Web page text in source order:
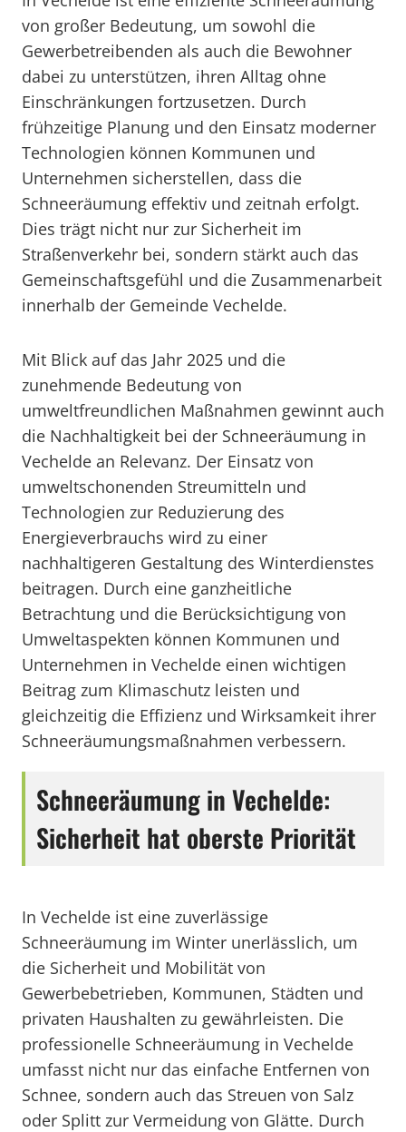
von großer Bedeutung, um sowohl die
Gewerbetreibenden als auch die Bewohner
dabei zu unterstützen, ihren Alltag ohne
Einschränkungen fortzusetzen. Durch
frühzeitige Planung und den Einsatz moderner
Technologien können Kommunen und
Unternehmen sicherstellen, dass die
Schneeräumung effektiv und zeitnah erfolgt.
Dies trägt nicht nur zur Sicherheit im
Straßenverkehr bei, sondern stärkt auch das
Gemeinschaftsgefühl und die Zusammenarbeit
innerhalb der Gemeinde Vechelde.
Mit Blick auf das Jahr 2025 und die
zunehmende Bedeutung von
umweltfreundlichen Maßnahmen gewinnt auch
die Nachhaltigkeit bei der Schneeräumung in
Vechelde an Relevanz. Der Einsatz von
umweltschonenden Streumitteln und
Technologien zur Reduzierung des
Energieverbrauchs wird zu einer
nachhaltigeren Gestaltung des Winterdienstes
beitragen. Durch eine ganzheitliche
Betrachtung und die Berücksichtigung von
Umweltaspekten können Kommunen und
Unternehmen in Vechelde einen wichtigen
Beitrag zum Klimaschutz leisten und
gleichzeitig die Effizienz und Wirksamkeit ihrer
Schneeräumungsmaßnahmen verbessern.
Schneeräumung in Vechelde:
Sicherheit hat oberste Priorität
In Vechelde ist eine zuverlässige
Schneeräumung im Winter unerlässlich, um
die Sicherheit und Mobilität von
Gewerbebetrieben, Kommunen, Städten und
privaten Haushalten zu gewährleisten. Die
professionelle Schneeräumung in Vechelde
umfasst nicht nur das einfache Entfernen von
Schnee, sondern auch das Streuen von Salz
oder Splitt zur Vermeidung von Glätte. Durch